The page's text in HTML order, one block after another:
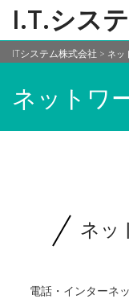
I.T.シス
ITシステム株式会社 > ネッ
ネットワ
ネッ
電話・インターネ